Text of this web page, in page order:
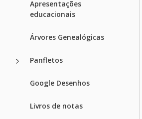
Apresentações
educacionais
Árvores Genealógicas
Panfletos
Google Desenhos
Livros de notas